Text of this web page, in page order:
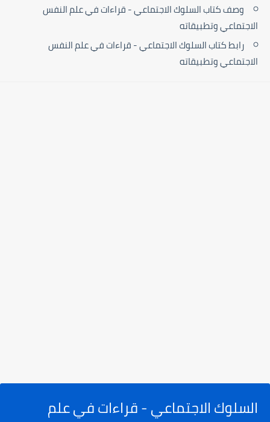
وصف كتاب السلوك الاجتماعي - قراءات في علم النفس
الاجتماعي وتطبيقاته
رابط كتاب السلوك الاجتماعي - قراءات في علم النفس
الاجتماعي وتطبيقاته
السلوك الاجتماعي - قراءات في علم